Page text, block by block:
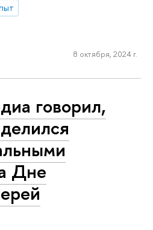
8 октября, 2024 г.
говорил,
Дне